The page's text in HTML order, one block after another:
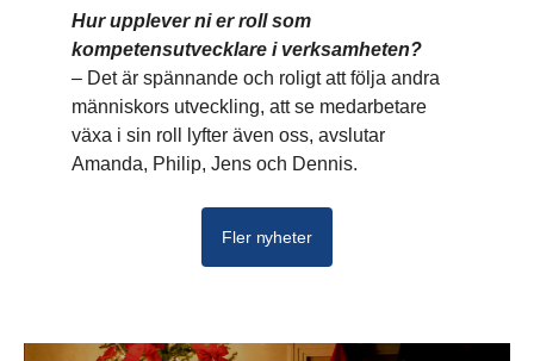
Hur upplever ni er roll som
kompetensutvecklare i verksamheten?
– Det är spännande och roligt att följa andra
människors utveckling, att se medarbetare
växa i sin roll lyfter även oss, avslutar
Amanda, Philip, Jens och Dennis.
Fler nyheter